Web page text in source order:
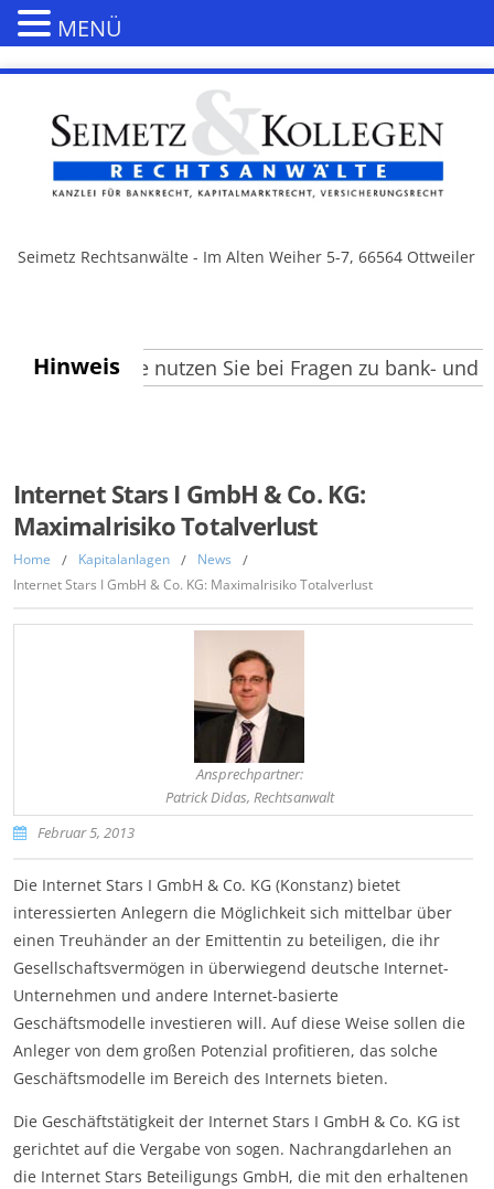
Seimetz Rechtsanwälte - Im Alten Weiher 5-7, 66564 Ottweiler
Hinweis
bitte nutzen Sie bei Fragen zu bank- und
Internet Stars I GmbH & Co. KG:
Maximalrisiko Totalverlust
Home / Kapitalanlagen / News /
Internet Stars I GmbH & Co. KG: Maximalrisiko Totalverlust
Ansprechpartner:
Patrick Didas, Rechtsanwalt
Februar 5, 2013
Die Internet Stars I GmbH & Co. KG (Konstanz) bietet
interessierten Anlegern die Möglichkeit sich mittelbar über
einen Treuhänder an der Emittentin zu beteiligen, die ihr
Gesellschaftsvermögen in überwiegend deutsche Internet-
Unternehmen und andere Internet-basierte
Geschäftsmodelle investieren will. Auf diese Weise sollen die
Anleger von dem großen Potenzial profitieren, das solche
Geschäftsmodelle im Bereich des Internets bieten.
Die Geschäftstätigkeit der Internet Stars I GmbH & Co. KG ist
gerichtet auf die Vergabe von sogen. Nachrangdarlehen an
die Internet Stars Beteiligungs GmbH, die mit den erhaltenen
MENÜ